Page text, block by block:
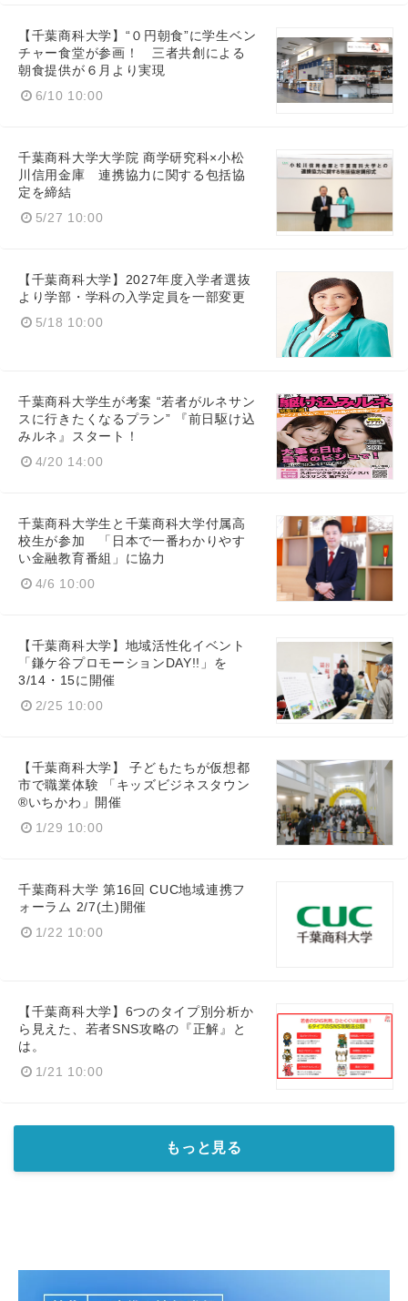
【千葉商科大学】“０円朝食”に学生ベン
チャー食堂が参画！ 三者共創による
朝食提供が６月より実現
6/10 10:00
千葉商科大学大学院 商学研究科×小松
川信用金庫 連携協力に関する包括協
定を締結
5/27 10:00
【千葉商科大学】2027年度入学者選抜
より学部・学科の入学定員を一部変更
5/18 10:00
千葉商科大学生が考案 “若者がルネサン
スに行きたくなるプラン” 『前日駆け込
みルネ』スタート！
4/20 14:00
千葉商科大学生と千葉商科大学付属高
校生が参加 「日本で一番わかりやす
い金融教育番組」に協力
4/6 10:00
【千葉商科大学】地域活性化イベント
「鎌ケ谷プロモーションDAY!!」を
3/14・15に開催
2/25 10:00
【千葉商科大学】 子どもたちが仮想都
市で職業体験 「キッズビジネスタウン
®いちかわ」開催
1/29 10:00
千葉商科大学 第16回 CUC地域連携フ
ォーラム 2/7(土)開催
1/22 10:00
【千葉商科大学】6つのタイプ別分析か
ら見えた、若者SNS攻略の『正解』と
は。
1/21 10:00
もっと見る
English